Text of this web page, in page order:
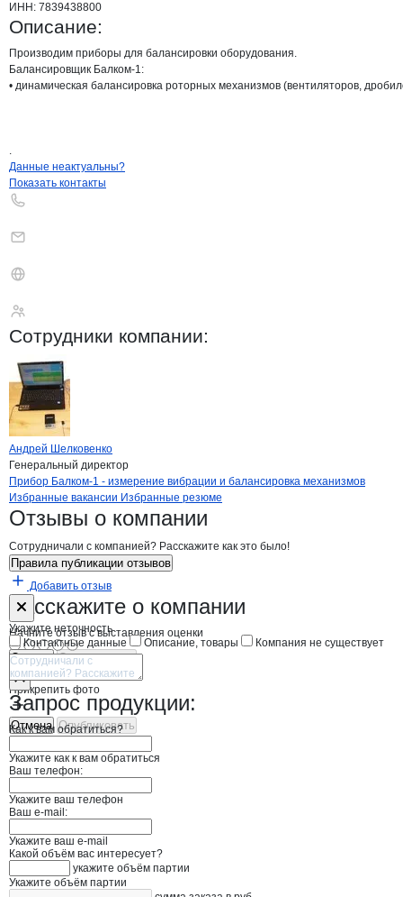
ИНН: 7839438800
Описание:
Производим приборы для балансировки оборудования.
Балансировщик Балком-1:
• динамическая балансировка роторных механизмов (вентиляторов,
.
Контактыкомпании
+7(800)000-00-..
Данные неактуальны?
Показать контакты
Сотрудники компании:
Андрей Шелковенко
Генеральный директор
Брендыкомпани Кинематика
Прибор Балком-1 - измерение вибрации и балансировка механизмов
Вакансии вКинематика
Избранные вакансии Избранные резюме
Новости oКинематика, ООО
Отзывы о компании
Сотрудничали с компанией? Расскажите как это было!
Правила публикации отзывов
Добавить отзыв
Расскажите о компании
Начните отзыв с выставления оценки
Прикрепить фото
Отмена Опубликовать
Форма обратной связи о неточностях
Укажите неточность
Контактные данные
Описание, товары Компания не существует
Отмена Опубликовать
Запрос продукции:
Как к вам обратиться?
Укажите как к вам обратиться
Ваш телефон:
Укажите ваш телефон
Ваш e-mail:
Укажите ваш e-mail
Какой объём вас интересует?
укажите объём партии
Укажите объём партии